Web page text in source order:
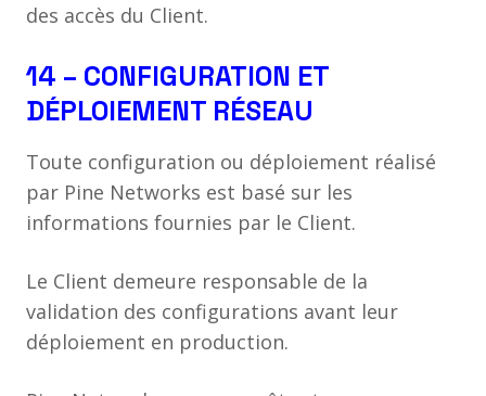
des accès du Client.
14 – CONFIGURATION ET
DÉPLOIEMENT RÉSEAU
Toute configuration ou déploiement réalisé
par Pine Networks est basé sur les
informations fournies par le Client.
Le Client demeure responsable de la
validation des configurations avant leur
déploiement en production.